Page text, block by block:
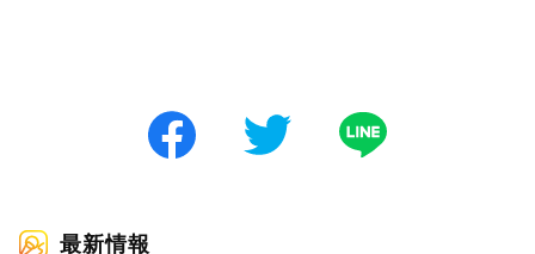
最新情報